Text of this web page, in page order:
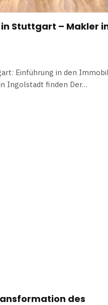
Stuttgart – Makler
Einführung in den
Ingolstadt finden Der…
des